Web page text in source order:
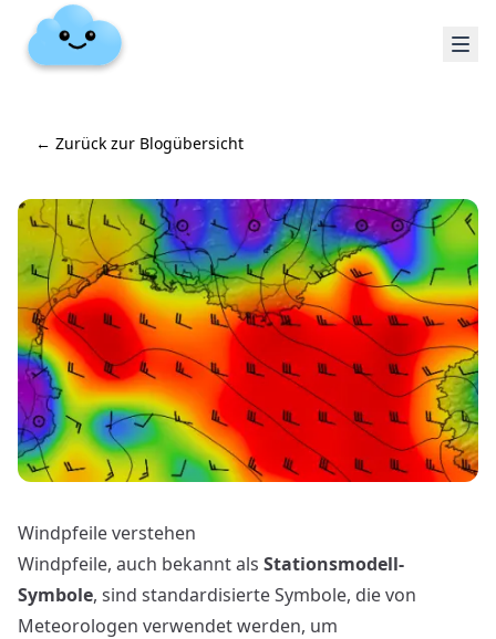
← Zurück zur Blogübersicht
Windpfeile verstehen
Windpfeile, auch bekannt als Stationsmodell-
Symbole, sind standardisierte Symbole, die von
Meteorologen verwendet werden, um